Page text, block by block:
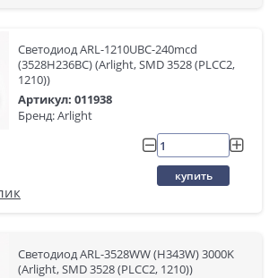
Светодиод ARL-1210UBC-240mcd
(3528H236BC) (Arlight, SMD 3528 (PLCC2,
1210))
Артикул: 011938
Бренд: Arlight
купить
Светодиод ARL-3528WW (H343W) 3000K
(Arlight, SMD 3528 (PLCC2, 1210))